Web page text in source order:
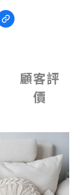
顧客評
價